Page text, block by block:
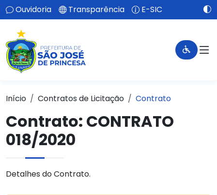
Ouvidoria Transparência E-SIC
Início Contratos de Licitação Contrato
Contrato: CONTRATO
018/2020
Detalhes do Contrato.